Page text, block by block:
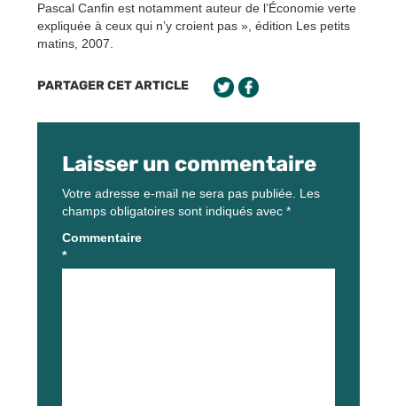
Pascal Canfin est notamment auteur de l’Économie verte
expliquée à ceux qui n’y croient pas », édition Les petits
matins, 2007.
PARTAGER CET ARTICLE
Laisser un commentaire
Votre adresse e-mail ne sera pas publiée. Les
champs obligatoires sont indiqués avec *
Commentaire
*